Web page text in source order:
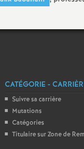
i
o
a
l
d
CATÉGORIE -
Suivre sa carrière
Mutations
Catégories
Titulaire sur Zone de